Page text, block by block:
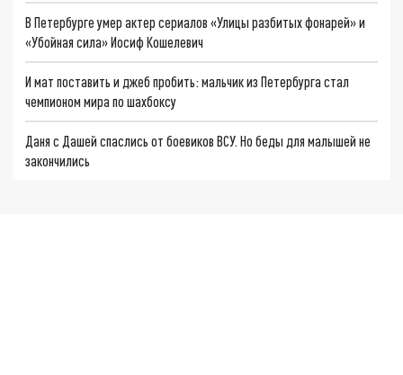
В Петербурге умер актер сериалов «Улицы разбитых фонарей» и
«Убойная сила» Иосиф Кошелевич
И мат поставить и джеб пробить: мальчик из Петербурга стал
чемпионом мира по шахбоксу
Даня с Дашей спаслись от боевиков ВСУ. Но беды для малышей не
закончились